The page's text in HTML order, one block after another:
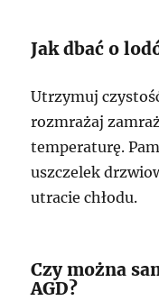
Jak dbać o
Utrzymuj
rozmrażaj
temperaturę.
uszczelek
utracie chłodu.
Czy można
AGD?